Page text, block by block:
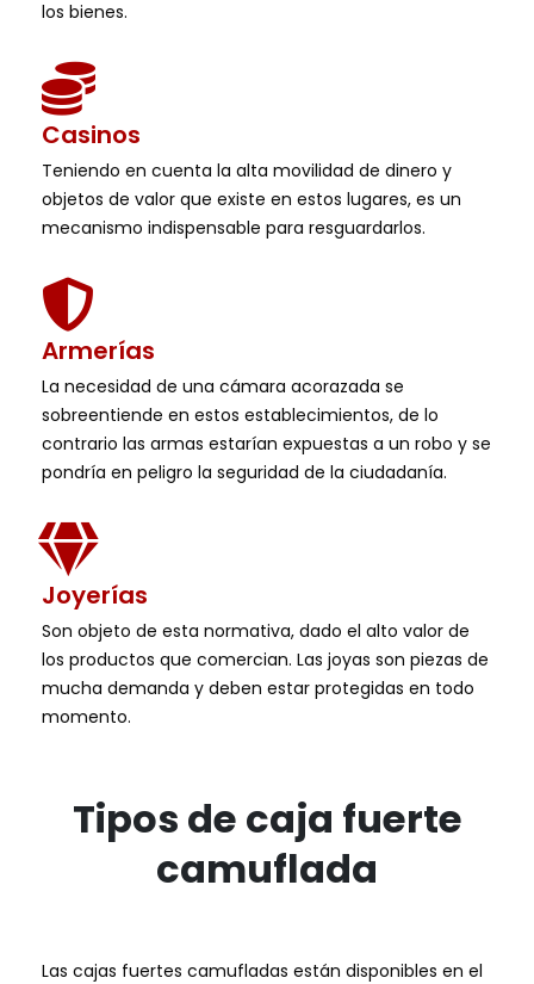
los bienes.
Casinos
Teniendo en cuenta la alta movilidad de dinero y
objetos de valor que existe en estos lugares, es un
mecanismo indispensable para resguardarlos.
Armerías
La necesidad de una cámara acorazada se
sobreentiende en estos establecimientos, de lo
contrario las armas estarían expuestas a un robo y se
pondría en peligro la seguridad de la ciudadanía.
Joyerías
Son objeto de esta normativa, dado el alto valor de
los productos que comercian. Las joyas son piezas de
mucha demanda y deben estar protegidas en todo
momento.
Tipos de caja fuerte
camuflada
Las cajas fuertes camufladas están disponibles en el